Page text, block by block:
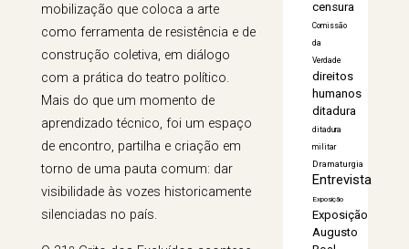
mobilização que coloca a arte
como ferramenta de resistência e de
construção coletiva, em diálogo
com a prática do teatro político.
Mais do que um momento de
aprendizado técnico, foi um espaço
de encontro, partilha e criação em
torno de uma pauta comum: dar
visibilidade às vozes historicamente
silenciadas no país.
censura
Comissão
da
Verdade
direitos
humanos
ditadura
ditadura
militar
Dramaturgia
Entrevista
Exposição
Exposição
Augusto